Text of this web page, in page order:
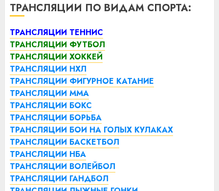
ТРАНСЛЯЦИИ ПО ВИДАМ СПОРТА:
ТРАНСЛЯЦИИ ТЕННИС
ТРАНСЛЯЦИИ ФУТБОЛ
ТРАНСЛЯЦИИ ХОККЕЙ
ТРАНСЛЯЦИИ НХЛ
ТРАНСЛЯЦИИ ФИГУРНОЕ КАТАНИЕ
ТРАНСЛЯЦИИ ММА
ТРАНСЛЯЦИИ БОКС
ТРАНСЛЯЦИИ БОРЬБА
ТРАНСЛЯЦИИ БОИ НА ГОЛЫХ КУЛАКАХ
ТРАНСЛЯЦИИ БАСКЕТБОЛ
ТРАНСЛЯЦИИ НБА
ТРАНСЛЯЦИИ ВОЛЕЙБОЛ
ТРАНСЛЯЦИИ ГАНДБОЛ